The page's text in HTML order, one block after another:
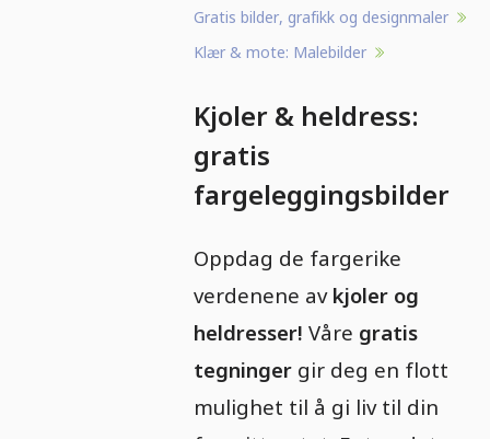
Gratis bilder, grafikk og designmaler
Klær & mote: Malebilder
Kjoler & heldress:
gratis
fargeleggingsbilder
Oppdag de fargerike
verdenene av kjoler og
heldresser! Våre gratis
tegningergir deg en flott
mulighet til å gi liv til din